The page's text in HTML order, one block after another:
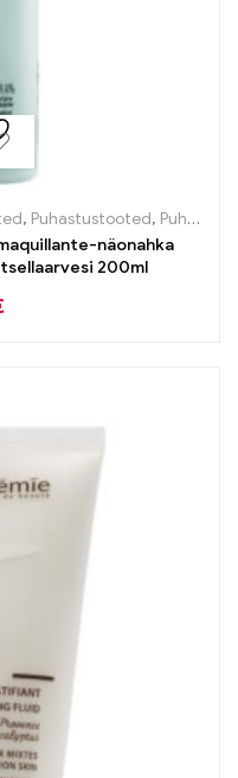
, Puhastustooted, Puhastustooted
näonahka
puhastav ja toniseeriv mitsellaarvesi 200ml